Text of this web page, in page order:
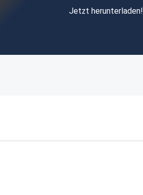
Jetzt herunterladen!